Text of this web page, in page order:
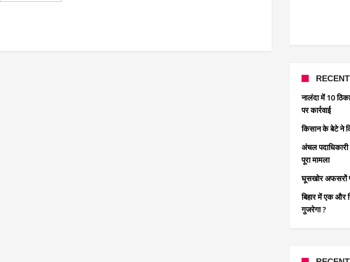
नालंदा में 10
पर कार्रवाई
किसान के बेटे ने
अंचल पदाधिकारी
पूरा मामला
घूसखोर अफसरों
बिहार में एक और
गुजरेगा ?